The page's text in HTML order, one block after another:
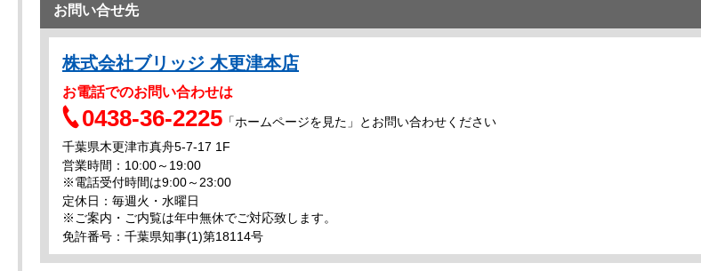
お問い合せ先
株式会社ブリッジ 木更津本店
お電話でのお問い合わせは
0438-36-2225 「ホームページを見た」とお問い合わせください
千葉県木更津市真舟5-7-17 1F
営業時間：10:00～19:00
※電話受付時間は9:00～23:00
定休日：毎週火・水曜日
※ご案内・ご内覧は年中無休でご対応致します。
免許番号：千葉県知事(1)第18114号